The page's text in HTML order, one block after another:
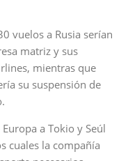
vuelos a Rusia serían
matriz y sus
mientras que
su suspensión de
a Tokio y Seúl
cuales la compañía